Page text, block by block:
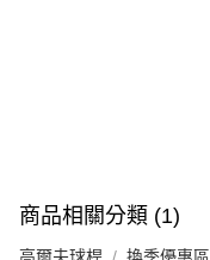
商品相關分類 (1)